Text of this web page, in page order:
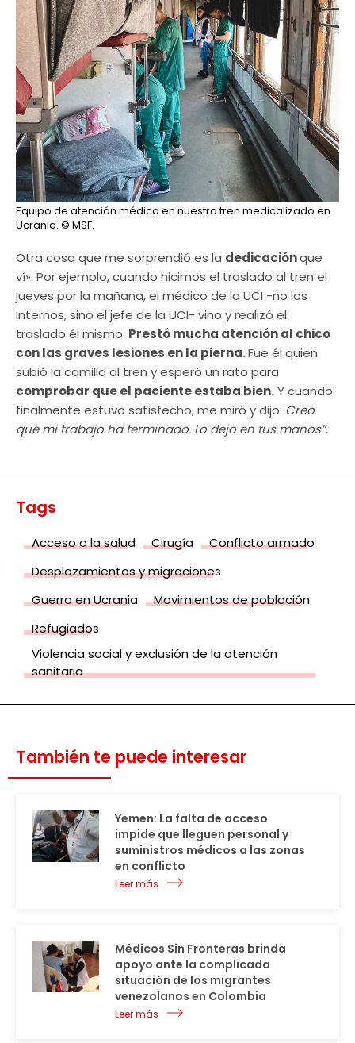
Equipo de atención médica en nuestro tren medicalizado en
Ucrania. © MSF.
Otra cosa que me sorprendió es la dedicaciónque
ví». Por ejemplo, cuando hicimos el traslado al tren el
jueves por la mañana, el médico de la UCI -no los
internos, sino el jefe de la UCI- vino y realizó el
traslado él mismo. Prestó mucha atención al chico
con las graves lesiones en la pierna.Fue él quien
subió la camilla al tren y esperó un rato para
comprobar que el paciente estaba bien.Y cuando
finalmente estuvo satisfecho, me miró y dijo: Creo
que mi trabajo ha terminado. Lo dejo en tus manos”.
Tags
Acceso a la salud Cirugía
Conflicto armado
Desplazamientos y migraciones
Guerra en Ucrania
Movimientos de población
Refugiados
Violencia social y exclusión de la atención
sanitaria
También te puede interesar
Yemen: La falta de acceso
impide que lleguen personal y
suministros médicos a las zonas
en conflicto
Leer más
Médicos Sin Fronteras brinda
apoyo ante la complicada
situación de los migrantes
venezolanos en Colombia
Leer más